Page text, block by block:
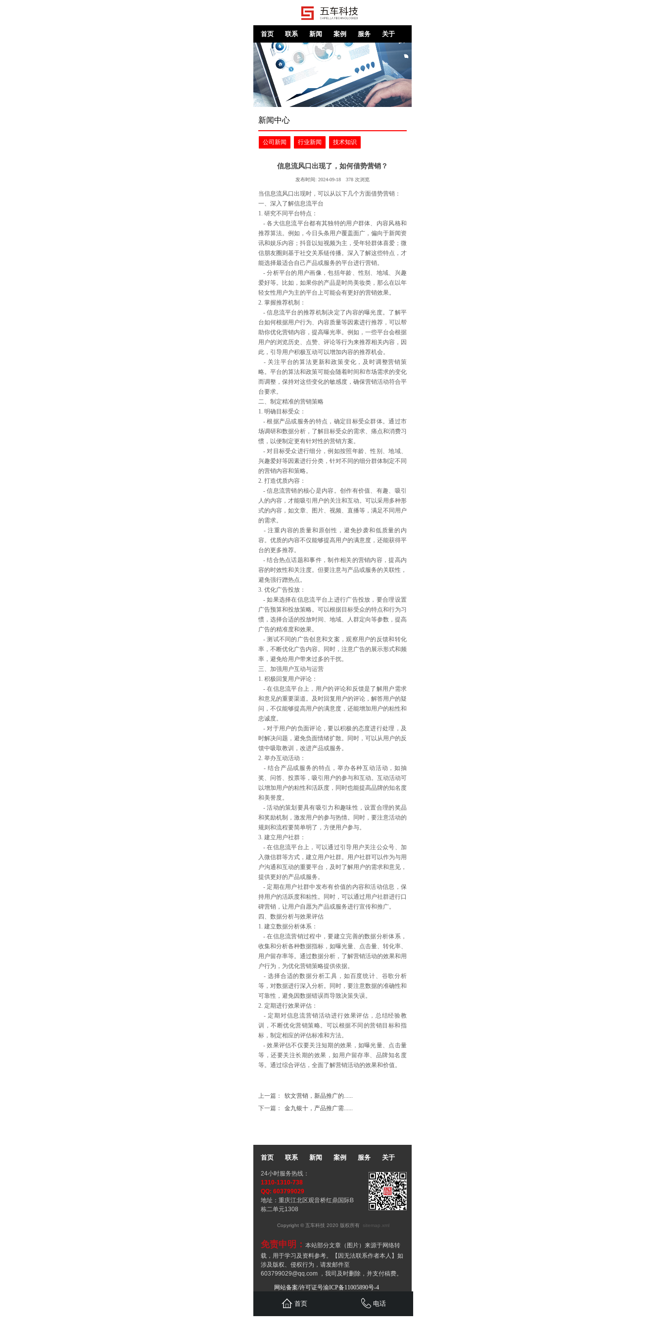
首页 联系 新闻 案例 服务 关于
新闻中心
公司新闻 行业新闻 技术知识
信息流风口出现了，如何借势营销？
发布时间: 2024-09-18 378 次浏览
当信息流风口出现时，可以从以下几个方面借势营销：
一、深入了解信息流平台
1. 研究不同平台特点：
- 各大信息流平台都有其独特的用户群体、内容风格和
推荐算法。例如，今日头条用户覆盖面广，偏向于新闻资
讯和娱乐内容；抖音以短视频为主，受年轻群体喜爱；微
信朋友圈则基于社交关系链传播。深入了解这些特点，才
能选择最适合自己产品或服务的平台进行营销。
- 分析平台的用户画像，包括年龄、性别、地域、兴趣
爱好等。比如，如果你的产品是时尚美妆类，那么在以年
轻女性用户为主的平台上可能会有更好的营销效果。
2. 掌握推荐机制：
- 信息流平台的推荐机制决定了内容的曝光度。了解平
台如何根据用户行为、内容质量等因素进行推荐，可以帮
助你优化营销内容，提高曝光率。例如，一些平台会根据
用户的浏览历史、点赞、评论等行为来推荐相关内容，因
此，引导用户积极互动可以增加内容的推荐机会。
- 关注平台的算法更新和政策变化，及时调整营销策
略。平台的算法和政策可能会随着时间和市场需求的变化
而调整，保持对这些变化的敏感度，确保营销活动符合平
台要求。
二、制定精准的营销策略
1. 明确目标受众：
- 根据产品或服务的特点，确定目标受众群体。通过市
场调研和数据分析，了解目标受众的需求、痛点和消费习
惯，以便制定更有针对性的营销方案。
- 对目标受众进行细分，例如按照年龄、性别、地域、
兴趣爱好等因素进行分类，针对不同的细分群体制定不同
的营销内容和策略。
2. 打造优质内容：
- 信息流营销的核心是内容。创作有价值、有趣、吸引
人的内容，才能吸引用户的关注和互动。可以采用多种形
式的内容，如文章、图片、视频、直播等，满足不同用户
的需求。
- 注重内容的质量和原创性，避免抄袭和低质量的内
容。优质的内容不仅能够提高用户的满意度，还能获得平
台的更多推荐。
- 结合热点话题和事件，制作相关的营销内容，提高内
容的时效性和关注度。但要注意与产品或服务的关联性，
避免强行蹭热点。
3. 优化广告投放：
- 如果选择在信息流平台上进行广告投放，要合理设置
广告预算和投放策略。可以根据目标受众的特点和行为习
惯，选择合适的投放时间、地域、人群定向等参数，提高
广告的精准度和效果。
- 测试不同的广告创意和文案，观察用户的反馈和转化
率，不断优化广告内容。同时，注意广告的展示形式和频
率，避免给用户带来过多的干扰。
三、加强用户互动与运营
1. 积极回复用户评论：
- 在信息流平台上，用户的评论和反馈是了解用户需求
和意见的重要渠道。及时回复用户的评论，解答用户的疑
问，不仅能够提高用户的满意度，还能增加用户的粘性和
忠诚度。
- 对于用户的负面评论，要以积极的态度进行处理，及
时解决问题，避免负面情绪扩散。同时，可以从用户的反
馈中吸取教训，改进产品或服务。
2. 举办互动活动：
- 结合产品或服务的特点，举办各种互动活动，如抽
奖、问答、投票等，吸引用户的参与和互动。互动活动可
以增加用户的粘性和活跃度，同时也能提高品牌的知名度
和美誉度。
- 活动的策划要具有吸引力和趣味性，设置合理的奖品
和奖励机制，激发用户的参与热情。同时，要注意活动的
规则和流程要简单明了，方便用户参与。
3. 建立用户社群：
- 在信息流平台上，可以通过引导用户关注公众号、加
入微信群等方式，建立用户社群。用户社群可以作为与用
户沟通和互动的重要平台，及时了解用户的需求和意见，
提供更好的产品或服务。
- 定期在用户社群中发布有价值的内容和活动信息，保
持用户的活跃度和粘性。同时，可以通过用户社群进行口
碑营销，让用户自愿为产品或服务进行宣传和推广。
四、数据分析与效果评估
1. 建立数据分析体系：
- 在信息流营销过程中，要建立完善的数据分析体系，
收集和分析各种数据指标，如曝光量、点击量、转化率、
用户留存率等。通过数据分析，了解营销活动的效果和用
户行为，为优化营销策略提供依据。
- 选择合适的数据分析工具，如百度统计、谷歌分析
等，对数据进行深入分析。同时，要注意数据的准确性和
可靠性，避免因数据错误而导致决策失误。
2. 定期进行效果评估：
- 定期对信息流营销活动进行效果评估，总结经验教
训，不断优化营销策略。可以根据不同的营销目标和指
标，制定相应的评估标准和方法。
- 效果评估不仅要关注短期的效果，如曝光量、点击量
等，还要关注长期的效果，如用户留存率、品牌知名度
等。通过综合评估，全面了解营销活动的效果和价值。
上一篇：
软文营销，新品推广的......
下一篇：
金九银十，产品推广需......
渝公网安备：50010502504097
Copyright © 五车科技 2020 版权所有 sitemap.xml
24小时服务热线：
1310-1310-738
QQ: 603799029
地址：重庆江北区观音桥红鼎国际B
栋二单元1308
首页 联系 新闻 案例 服务 关于
网站备案/许可证号渝ICP备11005890号-4
免责申明： 本站部分文章（图片）来源于网络转
载，用于学习及资料参考。【因无法联系作者本人】如
涉及版权、侵权行为，请发邮件至
603799029@qq.com ，我司及时删除，并支付稿费。
首页 电话